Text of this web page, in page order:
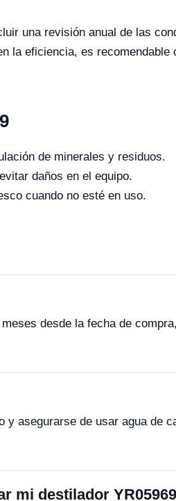
una revisión anual de las
la eficiencia, es recomendable
de minerales y residuos.
daños en el equipo.
cuando no esté en uso.
desde la fecha de
asegurarse de usar agua de
mi destilador